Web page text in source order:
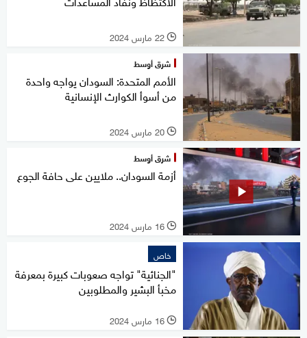
l 22 مارس 2024
شرق أوسط
الأمم المتحدة: السودان يواجه واحدة
من أسوأ الكوارث الإنسانية
l 20 مارس 2024
شرق أوسط
أزمة السودان.. ملايين على حافة الجوع
l 16 مارس 2024
خاص
"الجنائية" تواجه صعوبات كبيرة بمعرفة
مخبأ البشير والمطلوبين
l 16 مارس 2024